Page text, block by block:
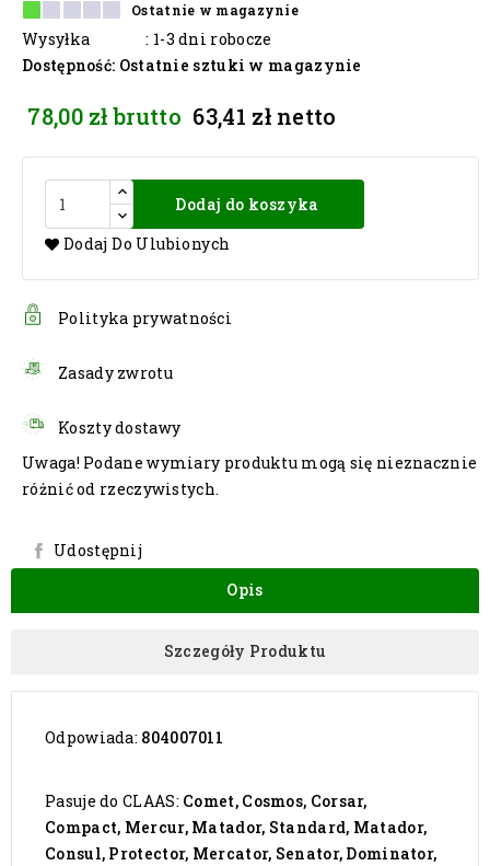
Ostatnie w magazynie
Wysyłka
: 1-3 dni robocze
Dostępność: Ostatnie sztuki w magazynie
78,00 zł brutto 63,41 zł netto
Dodaj do koszyka
Dodaj Do Ulubionych
Polityka prywatności
Zasady zwrotu
Koszty dostawy
Uwaga! Podane wymiary produktu mogą się nieznacznie
różnić od rzeczywistych.
Udostępnij
Opis
Szczegóły Produktu
Odpowiada: 804007011
Pasuje do CLAAS: Comet, Cosmos, Corsar,
Compact, Mercur, Matador, Standard, Matador,
Consul, Protector, Mercator, Senator, Dominator,